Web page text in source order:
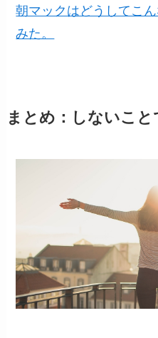
朝マックはどうしてこ
みた。
まとめ：しないこ